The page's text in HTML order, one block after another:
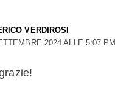
VERDIROSI
2024 ALLE 5:07 PM